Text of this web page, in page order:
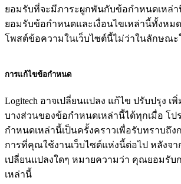
ยอมรับที่จะมีภาระผูกพันกับข้อกำหนดเหล่
ยอมรับข้อกำหนดและเงื่อนไขเหล่านี้ทั้งหม
โพสต์ข้อความในเว็บไซต์นี้ไม่ว่าในลักษณะ
การแก้ไขข้อกำหนด
Logitech อาจเปลี่ยนแปลง แก้ไข ปรับปรุง เ
บางส่วนของข้อกำหนดเหล่านี้ได้ทุกเมื่อ โป
กำหนดเหล่านี้เป็นครั้งคราวเพื่อรับทราบถึง
การที่คุณใช้งานเว็บไซต์แห่งนี้ต่อไป หลังจา
เปลี่ยนแปลงใดๆ หมายความว่า คุณยอมรับ
เหล่านี้